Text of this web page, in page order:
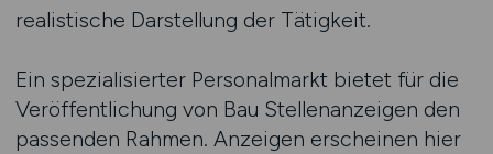
realistische Darstellung der Tätigkeit.
Ein spezialisierter Personalmarkt bietet für die
Veröffentlichung von Bau Stellenanzeigen den
passenden Rahmen. Anzeigen erscheinen hier